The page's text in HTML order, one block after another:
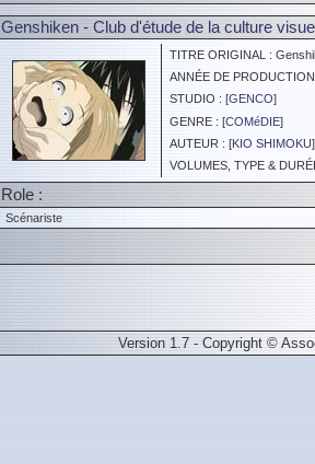
Genshiken - Club d'étude de la culture
TITRE ORIGINAL :
ANNÉE DE
STUDIO : [GENCO]
GENRE : [COMéDIE]
AUTEUR : [KIO SHIMOKU]
VOLUMES, TYPE &
Role :
Scénariste
Version 1.7 - Copyright ©